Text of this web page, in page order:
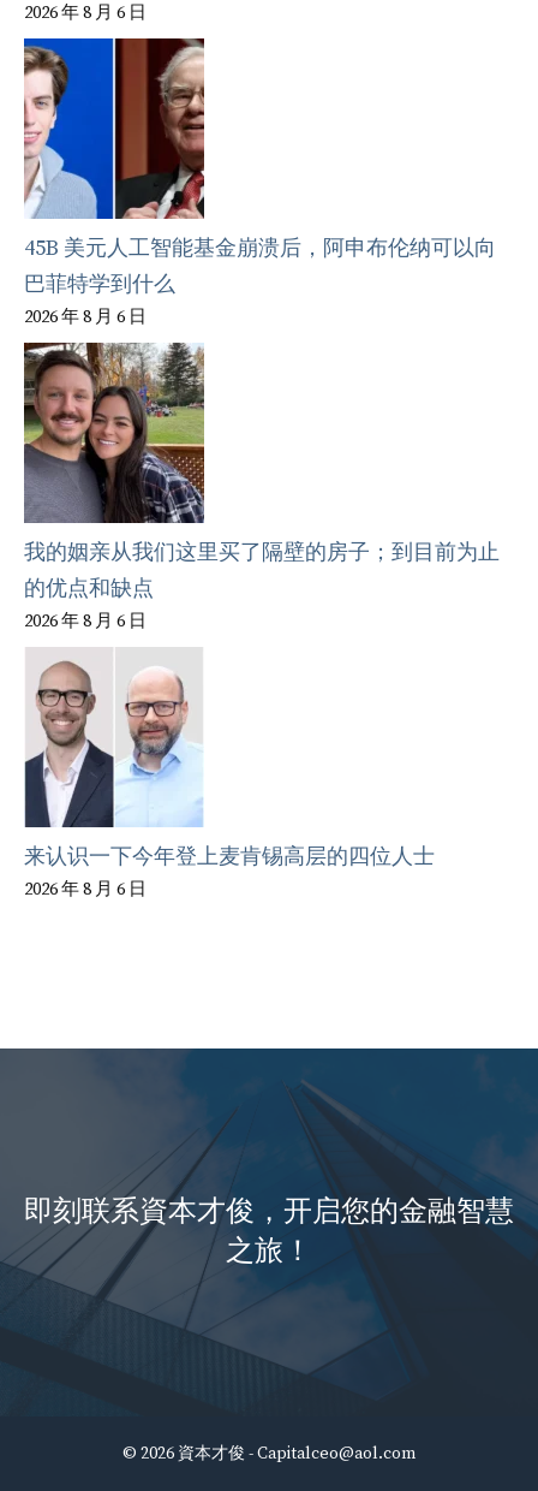
2026 年 8 月 6 日
45B 美元人工智能基金崩溃后，阿申布伦纳可以向
巴菲特学到什么
2026 年 8 月 6 日
我的姻亲从我们这里买了隔壁的房子；到目前为止
的优点和缺点
2026 年 8 月 6 日
来认识一下今年登上麦肯锡高层的四位人士
2026 年 8 月 6 日
即刻联系資本才俊，开启您的金融智慧
之旅！
© 2026 資本才俊 -Capitalceo@aol.com